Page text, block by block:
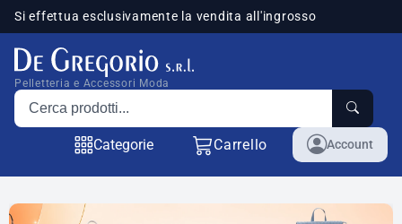
Si effettua esclusivamente la vendita all'ingrosso
Pelletteria e Accessori Moda
Cerca prodotti
Categorie Carrello Account